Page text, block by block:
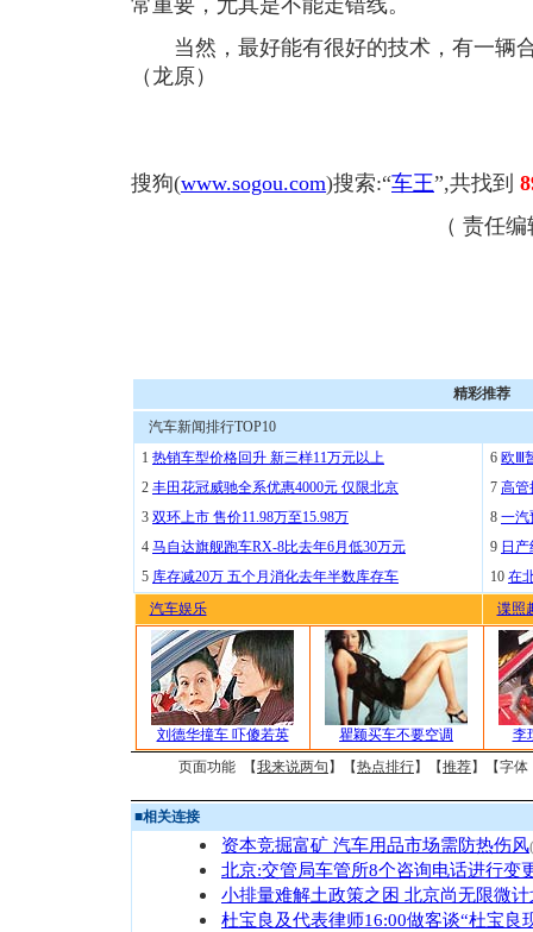
常重要，尤其是不能走错线。
当然，最好能有很好的技术，有一辆
（龙原）
搜狗(www.sogou.com)搜索:“车王”,共找到
（ 责任
精彩推荐
汽车新闻排行TOP10
1 热销车型价格回升 新三样11万元以上
2 丰田花冠威驰全系优惠4000元 仅限北京
3 双环上市 售价11.98万至15.98万
4 马自达旗舰跑车RX-8比去年6月低30万元
5 库存减20万 五个月消化去年半数库存车
6 欧Ⅲ
7 高管
8 一汽
9 日
10 在
汽车娱乐
谍照
刘德华撞车 吓傻若英 瞿颖买车不要空调
李
页面功能 【我来说两句 】【热点排行】【推荐】【字体
■相关连接
资本竞掘富矿 汽车用品市场需防热伤风
北京:交管局车管所8个咨询电话进行变
小排量难解土政策之困 北京尚无限微计
杜宝良及代表律师16:00做客谈“杜宝良